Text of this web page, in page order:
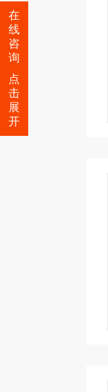
在
线
咨
询
点
击
展
开